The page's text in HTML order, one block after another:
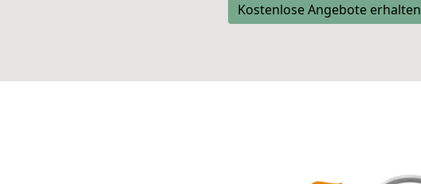
Kostenlose Angebote erhalten